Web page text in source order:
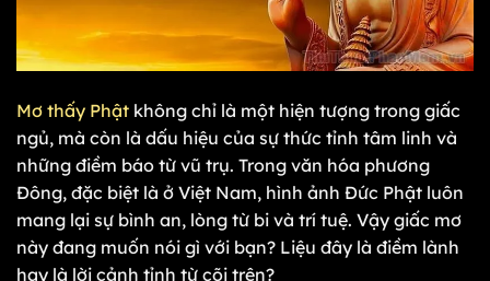
Mơ thấy Phật không chỉ là một hiện tượng trong giấc
ngủ, mà còn là dấu hiệu của sự thức tỉnh tâm linh và
những điềm báo từ vũ trụ. Trong văn hóa phương
Đông, đặc biệt là ở Việt Nam, hình ảnh Đức Phật luôn
mang lại sự bình an, lòng từ bi và trí tuệ. Vậy giấc mơ
này đang muốn nói gì với bạn? Liệu đây là điềm lành
hay là lời cảnh tỉnh từ cõi trên?